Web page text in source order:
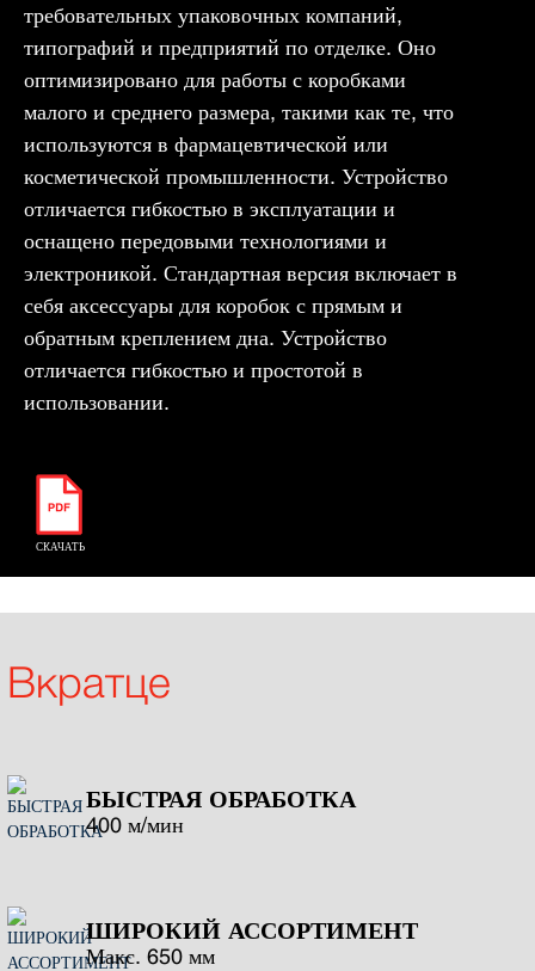
требовательных упаковочных компаний,
типографий и предприятий по отделке. Оно
оптимизировано для работы с коробками
малого и среднего размера, такими как те, что
используются в фармацевтической или
косметической промышленности. Устройство
отличается гибкостью в эксплуатации и
оснащено передовыми технологиями и
электроникой. Стандартная версия включает в
себя аксессуары для коробок с прямым и
обратным креплением дна. Устройство
отличается гибкостью и простотой в
использовании.
СКАЧАТЬ
Вкратце
БЫСТРАЯ ОБРАБОТКА
400 м/мин
ШИРОКИЙ АССОРТИМЕНТ
Макс. 650 мм